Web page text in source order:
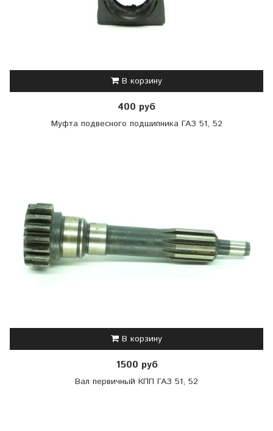
В корзину
400 руб
Муфта подвесного подшипника ГАЗ 51, 52
В корзину
1500 руб
Вал первичный КПП ГАЗ 51, 52